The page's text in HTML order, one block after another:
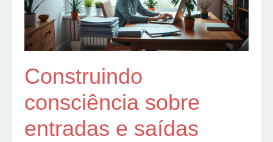
Construindo
consciência sobre
entradas e saídas